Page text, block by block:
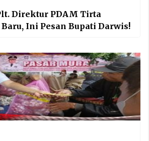
Direktur PDAM Tirta
Ini Pesan Bupati Darwis!